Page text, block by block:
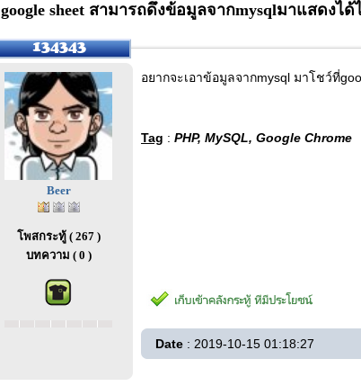
google sheet สามารถดึงข้อมูลจากmysqlมาแสดงไ
Beer
โพสกระทู้ ( 267 )
บทความ ( 0 )
อยากจะเอาข้อมูลจากmysql มาโชว์ที่
Tag : PHP, MySQL, Google Chrome
Date : 2019-10-15 01:18:27